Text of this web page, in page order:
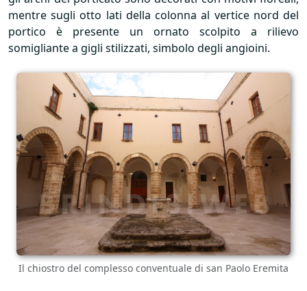
mentre sugli otto lati della colonna al vertice nord del
portico è presente un ornato scolpito a rilievo
somigliante a gigli stilizzati, simbolo degli angioini.
Il chiostro del complesso conventuale di san Paolo Eremita